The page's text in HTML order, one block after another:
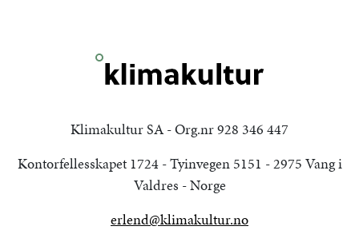
Klimakultur SA - Org.nr 928 346 447
Kontorfellesskapet 1724 - Tyinvegen 5151 - 2975 Vang i
Valdres - Norge
erlend@klimakultur.no